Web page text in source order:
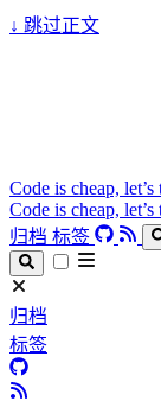
↓ 跳过正文
Code is cheap, let’s
Code is cheap, let’s
归档 标签
归档
标签